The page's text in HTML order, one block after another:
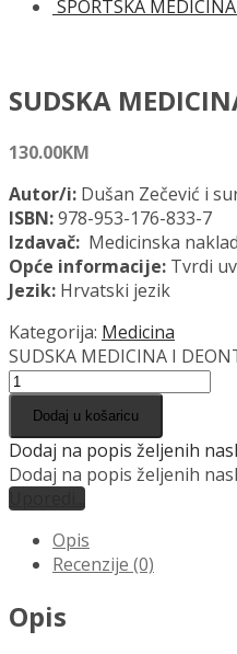
SPORTSKA
SUDSKA
130.00KM
Autor/i: Dušan Zečević i
ISBN:978-953-176-833-7
Izdavač: Medicinska
Opće informacije: Tvrdi
Jezik: Hrvatski jezik
Kategorija: Medicina
SUDSKA MEDICINA I
Dodaj u košaricu
Dodaj na popis željenih
Dodaj na popis željenih
Opis
Recenzije (0)
Opis